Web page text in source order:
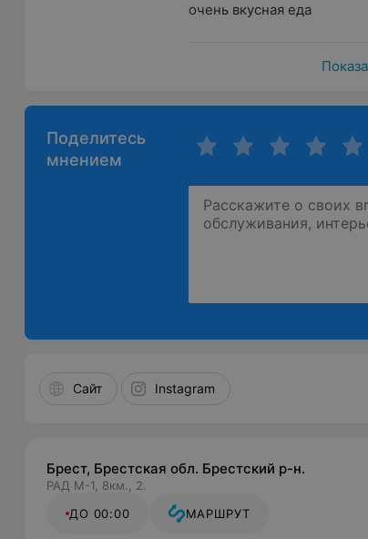
очень вкусная еда
Поделитесь
мнением
Сайт Instagram
Брест, Брестская обл. Брестский р-н.
РАД М-1, 8км., 2.
ДО 00:00
МАРШРУТ